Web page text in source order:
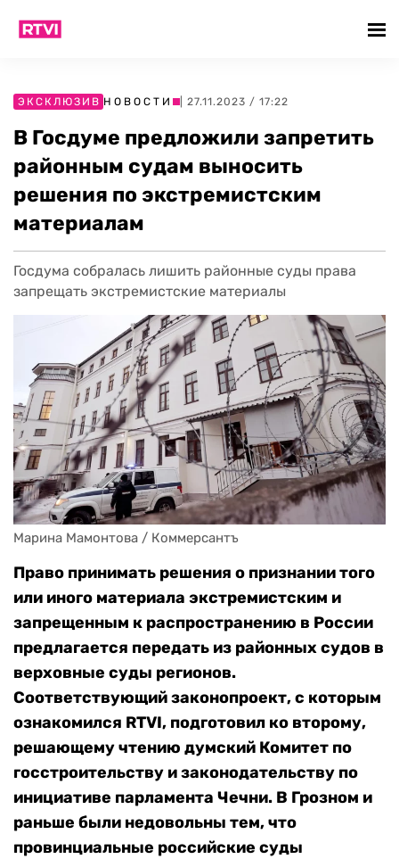
ЭКСКЛЮЗИВ НОВОСТИ | 27.11.2023 / 17:22
В Госдуме предложили запретить
районным судам выносить
решения по экстремистским
материалам
Госдума собралась лишить районные суды права
запрещать экстремистские материалы
Марина Мамонтова / Коммерсантъ
Право принимать решения о признании того
или иного материала экстремистским и
запрещенным к распространению в России
предлагается передать из районных судов в
верховные суды регионов.
Соответствующий законопроект, с которым
ознакомился RTVI, подготовил ко второму,
решающему чтению думский Комитет по
госстроительству и законодательству по
инициативе парламента Чечни. В Грозном и
раньше были недовольны тем, что
провинциальные российские суды